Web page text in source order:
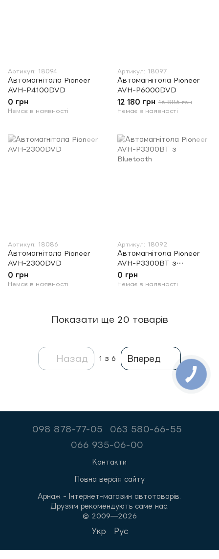
Артикул: 18094
Автомагнітола Pioneer
AVH-P4100DVD
0 грн
Немає в наявності
Артикул: 18097
Автомагнітола Pioneer
AVH-P6000DVD
12 180 грн 16 886 грн
Немає в наявності
Артикул: 18086
Автомагнітола Pioneer
AVH-2300DVD
0 грн
Немає в наявності
Артикул: 18092
Автомагнітола Pioneer
AVH-P3300BT з
Bluetooth
0 грн
Немає в наявності
Показати ще 20 товарів
Назад 1 з 6 Вперед
098 878-77-05
063 580-66-55
066 935-06-00
Контакти
Повна версія сайту
Арнаж - Інтернет-магазин автотоварів.
Друзям рекомендують саме нас.
© 2009—2026
Укр Рус